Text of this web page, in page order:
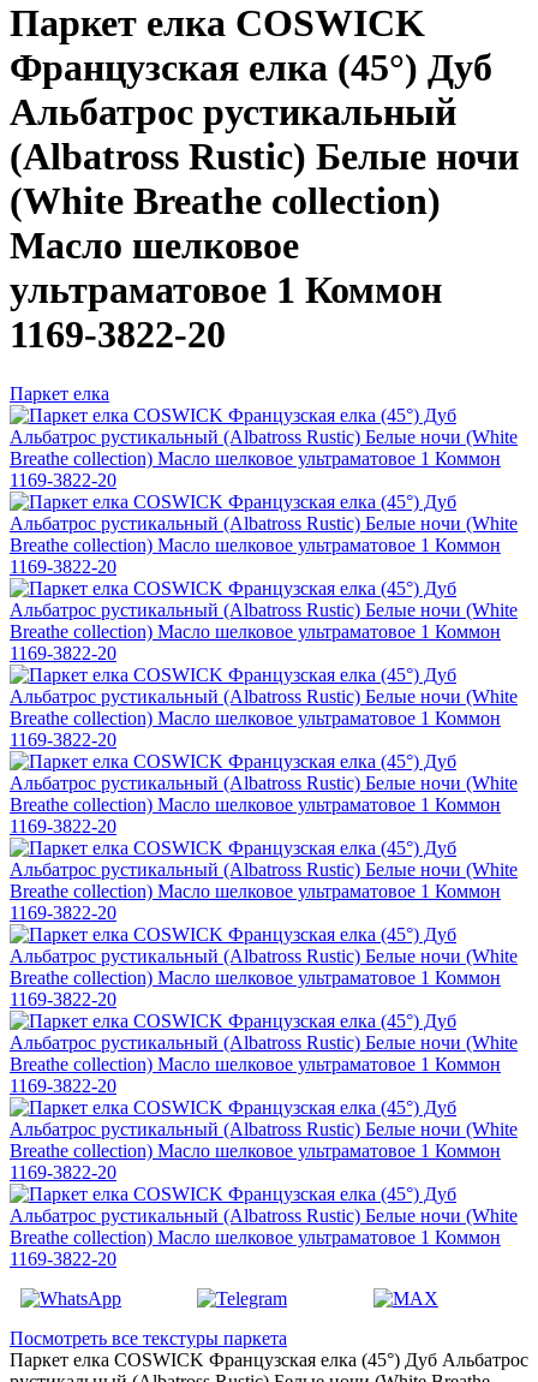
Паркет елка COSWICK
Французская елка (45°) Дуб
Альбатрос рустикальный
(Albatross Rustic) Белые ночи
(White Breathe collection)
Масло шелковое
ультраматовое 1 Коммон
1169-3822-20
Паркет елка
Посмотреть все текстуры паркета
Паркет елка COSWICK Французская елка (45°) Дуб Альбатрос